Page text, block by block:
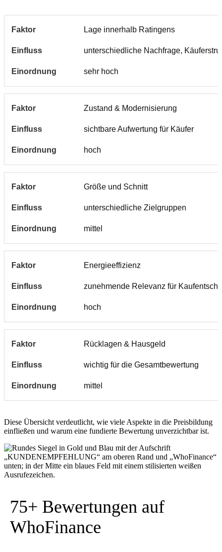
Lage innerhalb Ratingens
unterschiedliche Nachfrage,
sehr hoch
Zustand & Modernisierung
sichtbare Aufwertung für Käufer
hoch
Größe und Schnitt
unterschiedliche Zielgruppen
mittel
Energieeffizienz
zunehmende Relevanz für
hoch
Rücklagen & Hausgeld
wichtig für die Gesamtbewertung
mittel
Diese Übersicht verdeutlicht, wie viele Aspekte in die Preisbildung
einfließen und warum eine fundierte Bewertung unverzichtbar ist.
75+ Bewertungen auf
WhoFinance